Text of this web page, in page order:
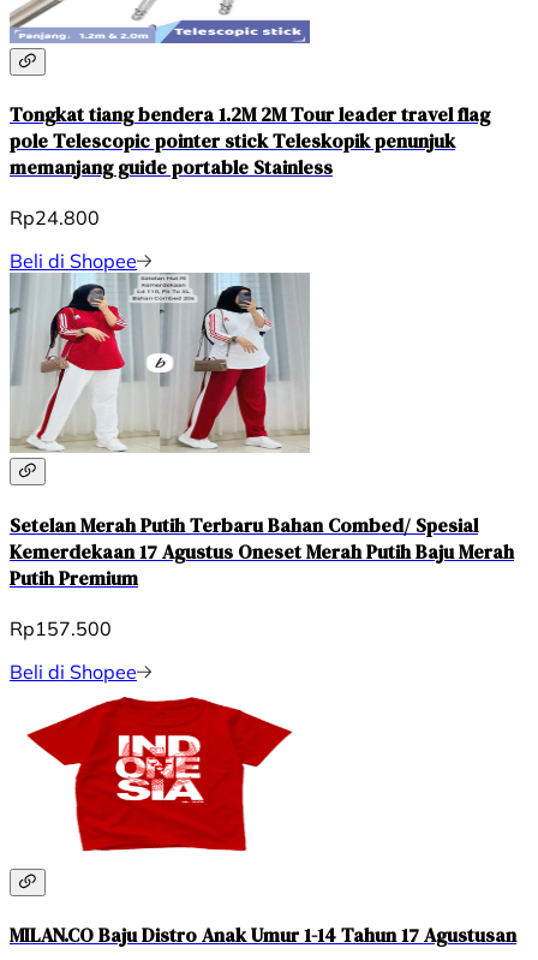
Tongkat tiang bendera 1.2M 2M Tour leader travel flag
pole Telescopic pointer stick Teleskopik penunjuk
memanjang guide portable Stainless
Rp24.800
Beli di Shopee
Setelan Merah Putih Terbaru Bahan Combed/ Spesial
Kemerdekaan 17 Agustus Oneset Merah Putih Baju Merah
Putih Premium
Rp157.500
Beli di Shopee
MILAN.CO Baju Distro Anak Umur 1-14 Tahun 17 Agustusan